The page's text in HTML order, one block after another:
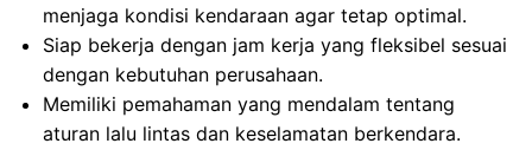
menjaga kondisi kendaraan agar tetap optimal.
Siap bekerja dengan jam kerja yang fleksibel sesuai
dengan kebutuhan perusahaan.
Memiliki pemahaman yang mendalam tentang
aturan lalu lintas dan keselamatan berkendara.